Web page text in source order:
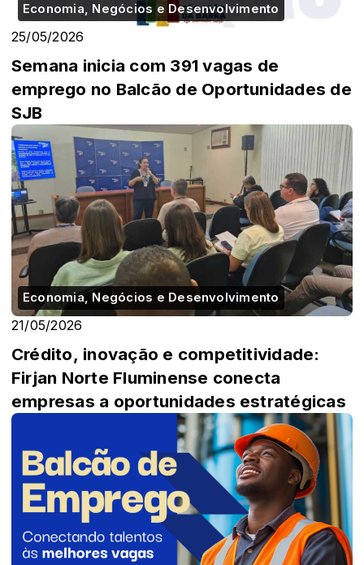
Economia, Negócios e Desenvolvimento
25/05/2026
Semana inicia com 391 vagas de
emprego no Balcão de Oportunidades de
SJB
Economia, Negócios e Desenvolvimento
21/05/2026
Crédito, inovação e competitividade:
Firjan Norte Fluminense conecta
empresas a oportunidades estratégicas